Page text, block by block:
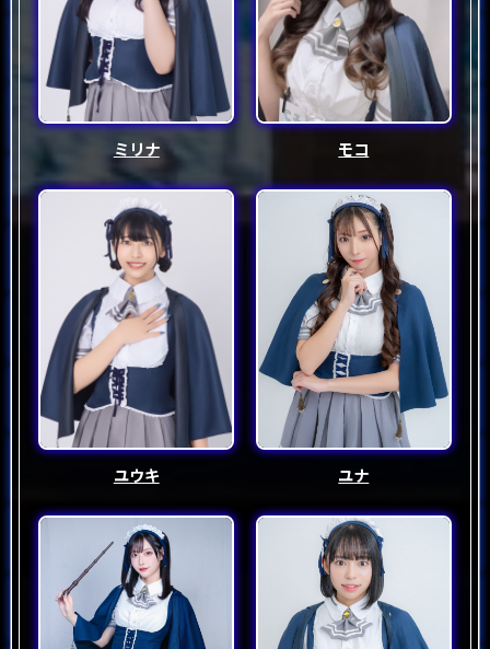
ミリナ モコ
ユウキ ユナ